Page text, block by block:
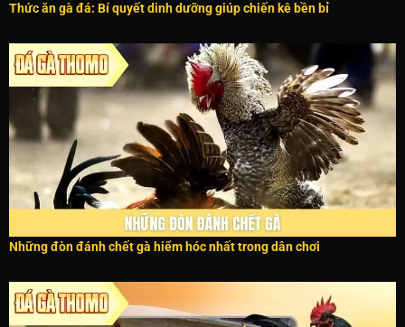
Thức ăn gà đá: Bí quyết dinh dưỡng giúp chiến kê bền bỉ
Những đòn đánh chết gà hiểm hóc nhất trong dân chơi